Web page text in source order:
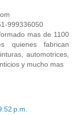
999336050
mas de 1100
quienes fabrican
automotrices,
y mucho mas
p.m.